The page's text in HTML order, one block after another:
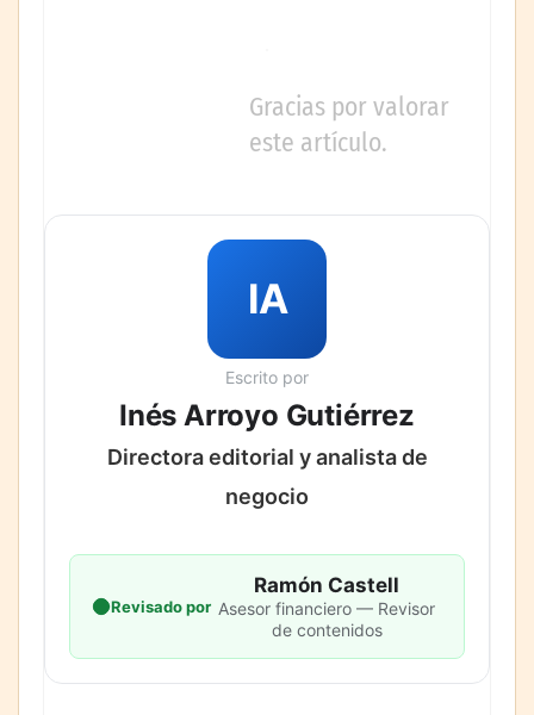
Gracias por valorar
este artículo.
IA
Escrito por
Inés Arroyo Gutiérrez
Directora editorial y analista de
negocio
Revisado por
Ramón Castell
Asesor financiero — Revisor
de contenidos